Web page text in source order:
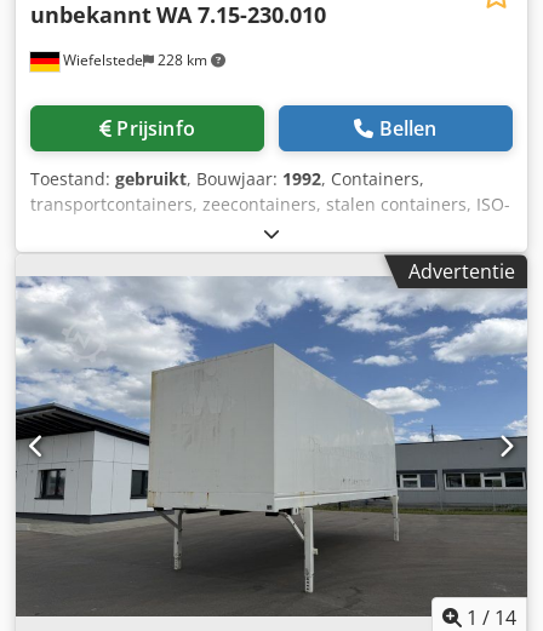
Wiefelstede 228 km
unbekanntWA 7.15-230.010
Prijsinfo Bellen
Toestand: gebruikt, Bouwjaar: 1992, Containers,
transportcontainers, zeecontainers, stalen containers, ISO-
containers -Container: Stalen container met onderframe,
onderrijdbaar Dwsdpferu Rbdox Achea -Inwendige
afmetingen container: 6930/2450/H2350 mm -
Totaalgewicht: 6000 kg -Transportafmetingen:
7200/2500/H2570 mm -Vervoergewicht: 2880 kg
Advertentie
1 / 14